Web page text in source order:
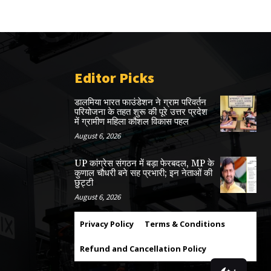
Editor Picks
डालमिया भारत फाउंडेशन ने ग्राम परिवर्तन
परियोजना के तहत शुरू की पूरे उत्तर प्रदेश
में ग्रामीण महिला कौशल विकास पहल
August 6, 2026
UP कांग्रेस संगठन में बड़ा फेरबदल, MP के
कुणाल चौधरी बने सह प्रभारी; इन नेताओं की
छुट्टी
August 6, 2026
Privacy Policy Terms & Conditions
Refund and Cancellation Policy